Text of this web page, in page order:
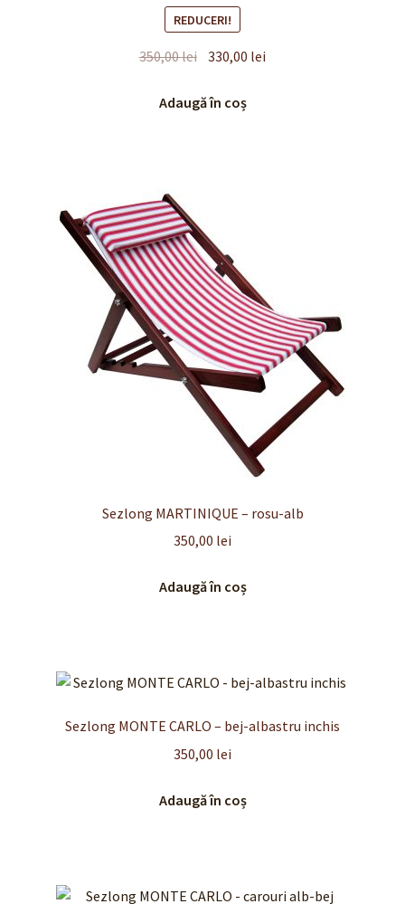
REDUCERI!
350,00lei Prețul
a
330,00 lei
Adaugă în coș
Sezlong MARTINIQUE – rosu-alb
350,00 lei
Adaugă în coș
Sezlong MONTE CARLO – bej-albastru inchis
350,00 lei
Adaugă în coș